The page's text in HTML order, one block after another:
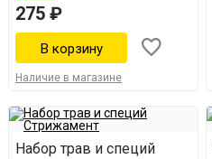
275 ₽
Наличие в магазине
Набор трав и специй